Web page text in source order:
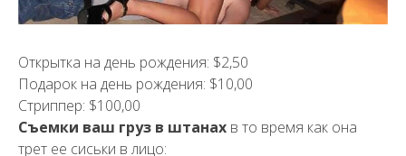
Открытка на день рождения: $2,50
Подарок на день рождения: $10,00
Стриппер: $100,00
Съемки ваш груз в штанах в то время как она
трет ее сиськи в лицо: